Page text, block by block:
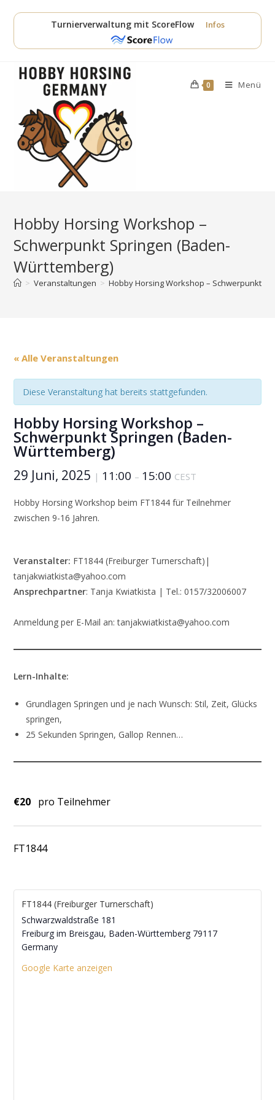
Inhalt
Turnierverwaltung mit ScoreFlow Infos
0 Menü
Hobby Horsing Workshop –
Schwerpunkt Springen (Baden-
Württemberg)
> Veranstaltungen > Hobby Horsing Workshop – Schwerpunkt
« Alle Veranstaltungen
Diese Veranstaltung hat bereits stattgefunden.
Hobby Horsing Workshop –
Schwerpunkt Springen (Baden-
Württemberg)
29 Juni, 2025 | 11:00 – 15:00 CEST
Hobby Horsing Workshop beim FT1844 für Teilnehmer
zwischen 9-16 Jahren.
Veranstalter: FT1844 (Freiburger Turnerschaft)|
tanjakwiatkista@yahoo.com
Ansprechpartner: Tanja Kwiatkista | Tel.: 0157/32006007
Anmeldung per E-Mail an: tanjakwiatkista@yahoo.com
Lern-Inhalte:
Grundlagen Springen und je nach Wunsch: Stil, Zeit, Glücks
springen,
25 Sekunden Springen, Gallop Rennen…
€20 pro Teilnehmer
FT1844
FT1844 (Freiburger Turnerschaft)
Schwarzwaldstraße 181
Freiburg im Breisgau, Baden-Württemberg 79117
Germany
Google Karte anzeigen